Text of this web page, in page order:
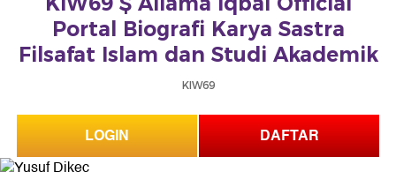
Loading...
Portal Biografi Karya Sastra
Filsafat Islam dan Studi Akademik
KIW69
LOGIN DAFTAR